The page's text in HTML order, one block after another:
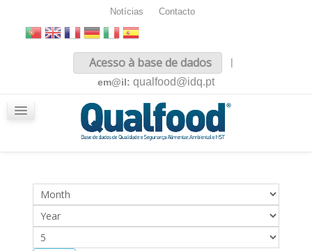
Notícias Contacto
Acesso à base de dados
|
em@il: qualfood@idq.pt